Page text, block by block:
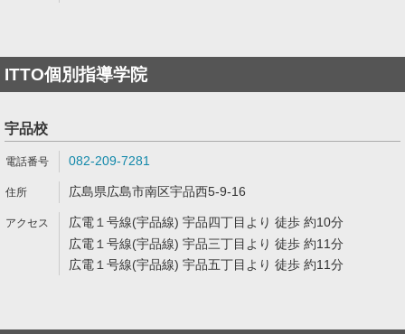
ITTO個別指導学院
宇品校
082-209-7281
広島県広島市南区宇品西5-9-16
広電１号線(宇品線) 宇品四丁目より 徒歩 約10分
広電１号線(宇品線) 宇品三丁目より 徒歩 約11分
広電１号線(宇品線) 宇品五丁目より 徒歩 約11分